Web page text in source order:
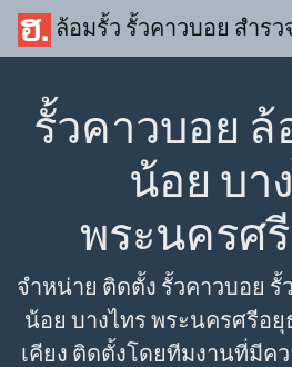
ล้อมรั้ว รั้วคาวบอย สำร
รั้วคาวบอย ล้
น้อย บา
พระนครศ
จำหน่าย ติดตั้ง รั้วคาวบอย
น้อย บางไทร พระนครศรีอ
เคียง ติดตั้งโดยทีมงานที่มีค